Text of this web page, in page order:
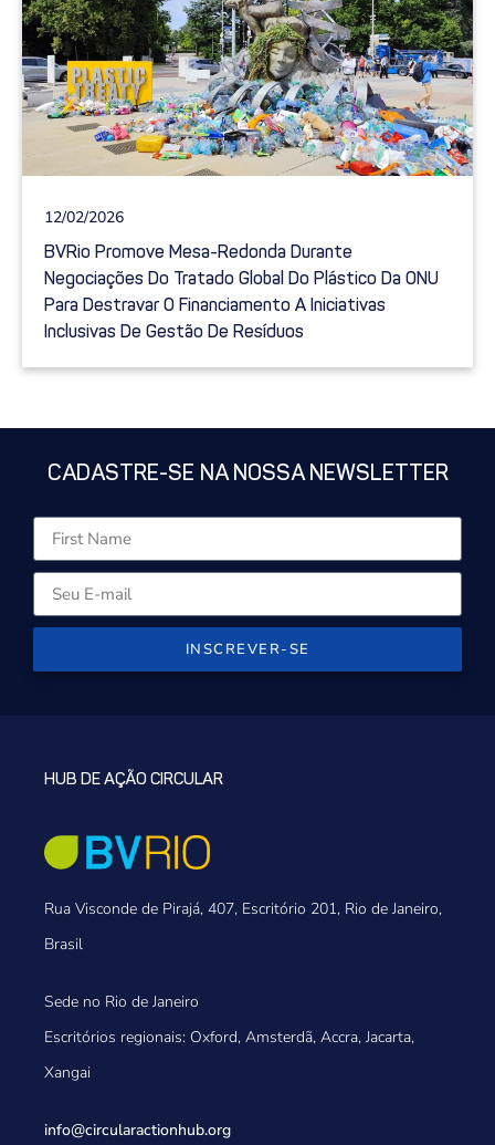
12/02/2026
BVRio Promove Mesa-Redonda Durante
Negociações Do Tratado Global Do Plástico Da ONU
Para Destravar O Financiamento A Iniciativas
Inclusivas De Gestão De Resíduos
CADASTRE-SE NA NOSSA NEWSLETTER
INSCREVER-SE
HUB DE AÇÃO CIRCULAR
Rua Visconde de Pirajá, 407, Escritório 201, Rio de Janeiro,
Brasil
Sede no Rio de Janeiro
Escritórios regionais: Oxford, Amsterdã, Accra, Jacarta,
Xangai
info@circularactionhub.org